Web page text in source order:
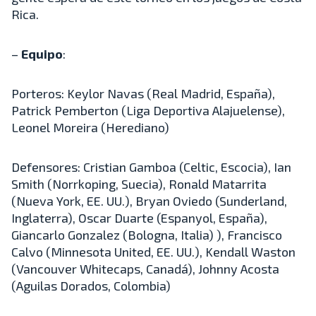
Rica.
– Equipo:
Porteros: Keylor Navas (Real Madrid, España),
Patrick Pemberton (Liga Deportiva Alajuelense),
Leonel Moreira (Herediano)
Defensores: Cristian Gamboa (Celtic, Escocia), Ian
Smith (Norrkoping, Suecia), Ronald Matarrita
(Nueva York, EE. UU.), Bryan Oviedo (Sunderland,
Inglaterra), Oscar Duarte (Espanyol, España),
Giancarlo Gonzalez (Bologna, Italia) ), Francisco
Calvo (Minnesota United, EE. UU.), Kendall Waston
(Vancouver Whitecaps, Canadá), Johnny Acosta
(Aguilas Dorados, Colombia)